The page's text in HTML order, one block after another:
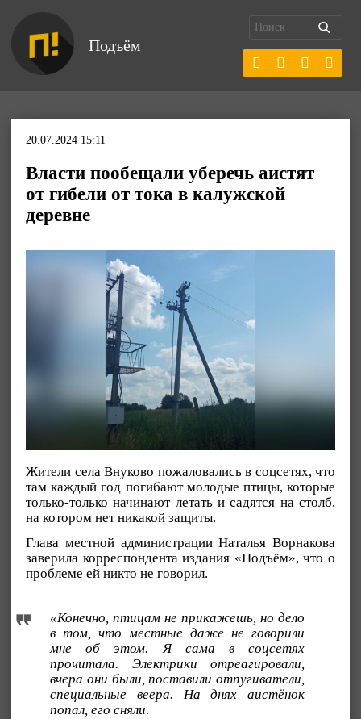
Подъём
20.07.2024 15:11
Власти пообещали уберечь аистят
от гибели от тока в калужской
деревне
Жители села Внуково пожаловались в соцсетях, что
там каждый год погибают молодые птицы, которые
только-только начинают летать и садятся на столб,
на котором нет никакой защиты.
Глава местной администрации Наталья Ворнакова
заверила корреспондента издания «Подъём», что о
проблеме ей никто не говорил.
«Конечно, птицам не прикажешь, но дело
в том, что местные даже не говорили
мне об этом. Я сама в соцсетях
прочитала. Электрики отреагировали,
вчера они были, поставили отпугиватели,
специальные веера. На днях аистёнок
попал, его сняли.